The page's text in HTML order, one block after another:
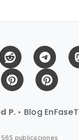
Reddit
Pinterest
P. • Blog
565 publicaciones